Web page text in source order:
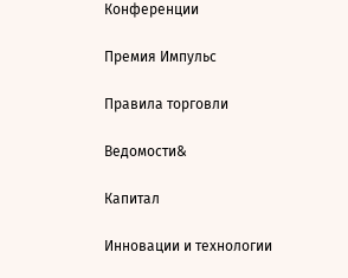
Конференции
Премия Импульс
Правила торговли
Ведомости&
Капитал
Инновации и технологии